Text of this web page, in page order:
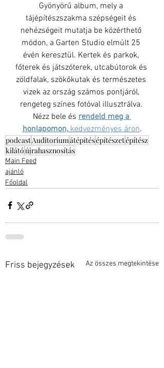
Gyönyörű album, mely a
tájépítészszakma szépségeit és
nehézségeit mutatja be közérthető
módon, a Garten Studio elmúlt 25
évén keresztül. Kertek és parkok,
főterek és játszóterek, utcabútorok és
zöldfalak, szökőkutak és természetes
vizek az ország számos pontjáról,
rengeteg színes fotóval illusztrálva.
Nézz bele és rendeld meg a
honlapomon, kedvezményes áron.
podcastAuditoriumátépítésépítészetépítész
kilátóújrahasznosítás
Main Feed
ajánló
Főoldal
Friss bejegyzések Az összes megtekintése